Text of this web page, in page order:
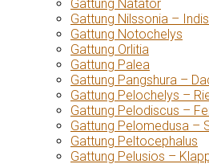
Gattung Natator
Gattung Nilssonia –
Gattung Notochelys
Gattung Orlitia
Gattung Palea
Gattung Pangshura –
Gattung Pelochelys –
Gattung Pelodiscus –
Gattung Pelomedusa –
Gattung Peltocephalus
Gattung Pelusios –